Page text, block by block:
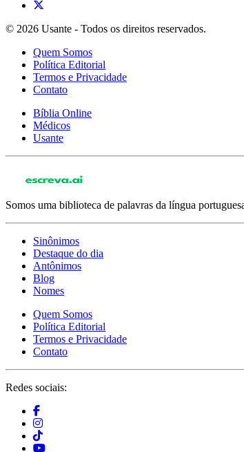
© 2026 Usante - Todos os direitos reservados.
Quem Somos
Política Editorial
Termos e Privacidade
Contato
Bíblia Online
Médicos
Usante
Somos uma biblioteca de palavras da língua
Sinônimos
Destaque do dia
Antônimos
Blog
Nomes
Quem Somos
Política Editorial
Termos e Privacidade
Contato
Redes sociais: